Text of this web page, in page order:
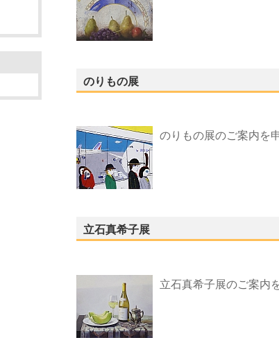
のりもの展
のりもの展のご案内を
立石真希子展
立石真希子展のご案内